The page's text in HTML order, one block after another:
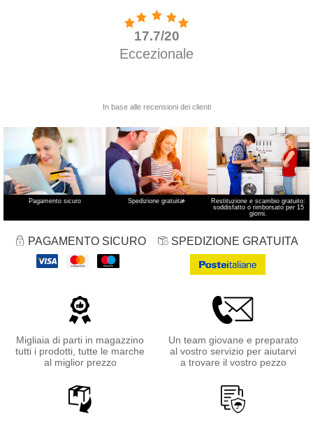
Pagamento sicuro Spedizione gratuita*
Restituzione e scambio gratuito:
soddisfatto o rimborsato per 15
giorni.
PAGAMENTO SICURO SPEDIZIONE GRATUITA
Migliaia di parti in magazzino
tutti i prodotti, tutte le marche
al miglior prezzo
Un team giovane e preparato
al vostro servizio per aiutarvi
a trovare il vostro pezzo